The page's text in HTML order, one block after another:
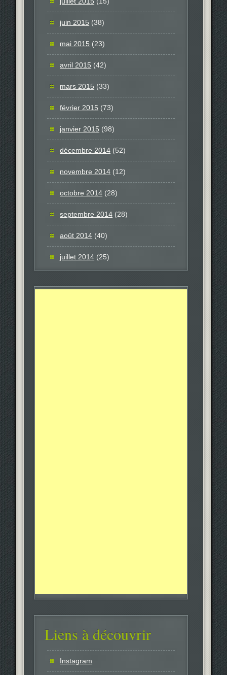
juin 2015 (38)
mai 2015 (23)
avril 2015 (42)
mars 2015 (33)
février 2015 (73)
janvier 2015 (98)
décembre 2014 (52)
novembre 2014 (12)
octobre 2014 (28)
septembre 2014 (28)
août 2014 (40)
juillet 2014 (25)
Liens à découvrir
Instagram